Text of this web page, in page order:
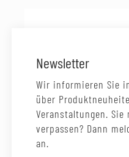
Newsletter
Wir informieren Sie
über
Veranstaltungen. Sie
verpassen? Dann
an.